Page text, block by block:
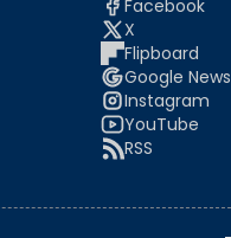
Facebook
X
Flipboard
Google News
Instagram
YouTube
RSS